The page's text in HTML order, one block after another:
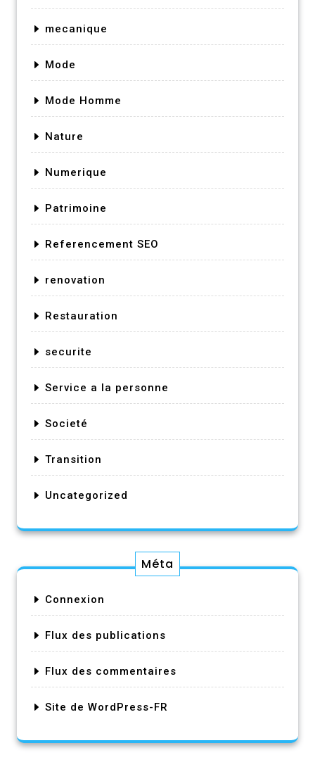
mecanique
Mode
Mode Homme
Nature
Numerique
Patrimoine
Referencement SEO
renovation
Restauration
securite
Service a la personne
Societé
Transition
Uncategorized
Méta
Connexion
Flux des publications
Flux des commentaires
Site de WordPress-FR